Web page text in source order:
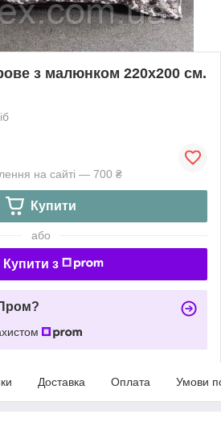
з малюнком 220х200 см.
на сайті — 700 ₴
Купити
або
Купити з
Доставка Оплата Умови